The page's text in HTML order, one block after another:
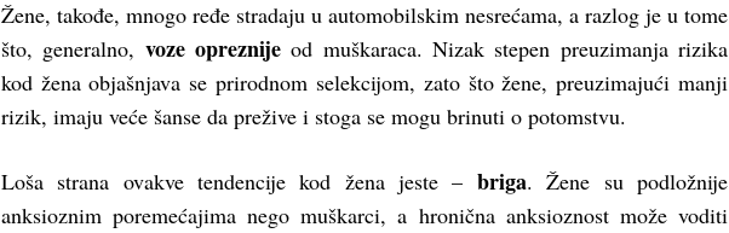
Žene, takođe, mnogo ređe stradaju u automobilskim nesrećama, a razlog je u tome
što, generalno, voze opreznijeod muškaraca. Nizak stepen preuzimanja rizika
kod žena objašnjava se prirodnom selekcijom, zato što žene, preuzimajući manji
rizik, imaju veće šanse da prežive i stoga se mogu brinuti o potomstvu.
Loša strana ovakve tendencije kod žena jeste – briga. Žene su podložnije
anksioznim poremećajima nego muškarci, a hronična anksioznost može voditi